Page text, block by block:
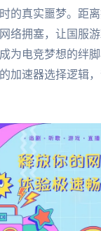
的真实噩梦。距
络拥塞，让国服
为电竞梦想的绊
加速器选择逻辑